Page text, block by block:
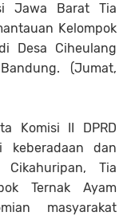
Jawa Barat Tia
Kelompok
Desa Ciheulang
(Jumat,
Komisi II DPRD
keberadaan dan
Tia
Ternak Ayam
masyarakat